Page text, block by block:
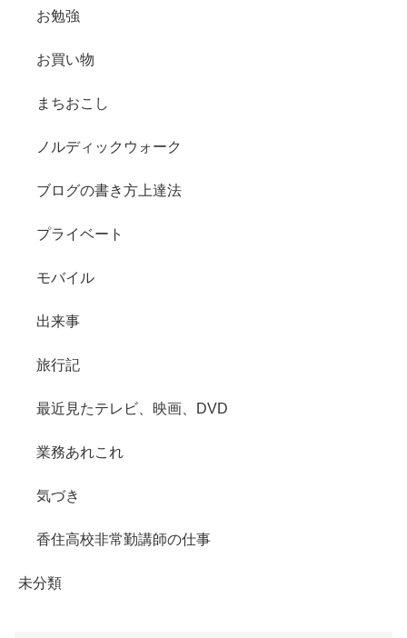
お勉強
お買い物
まちおこし
ノルディックウォーク
ブログの書き方上達法
プライベート
モバイル
出来事
旅行記
最近見たテレビ、映画、DVD
業務あれこれ
気づき
香住高校非常勤講師の仕事
未分類